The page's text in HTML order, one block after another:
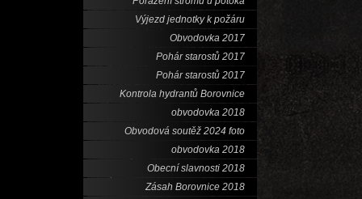
Výjezd jednotky k požáru
Obvodovka 2017
Pohár starostů 2017
Pohár starostů 2017
Kontrola hydrantů Borovnice
obvodovka 2018
Obvodová soutěž 2024 foto
obvodovka 2018
Obecní slavnosti 2018
Zásah Borovnice 2018